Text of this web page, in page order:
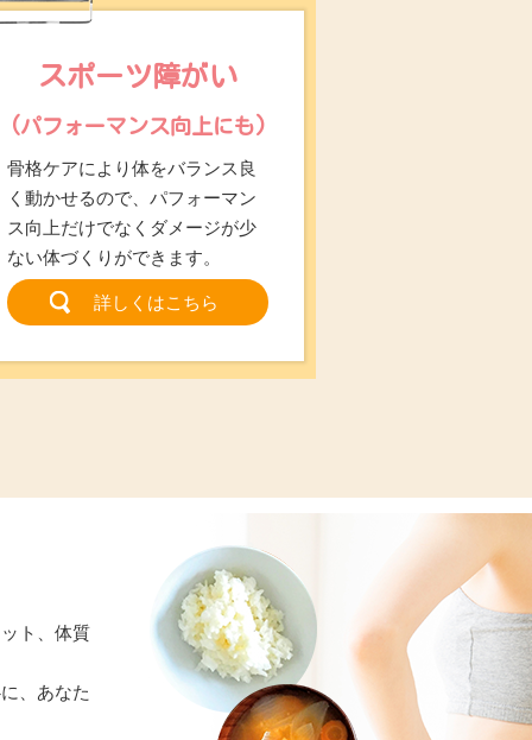
スポーツ障がい
(パフォーマンス向上にも)
骨格ケアにより体をバランス良
く動かせるので、パフォーマン
ス向上だけでなくダメージが少
ない体づくりができます。
詳しくはこちら
ト、体質
、あなた